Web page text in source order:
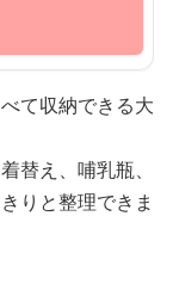
て収納できる大
替え、哺乳瓶、
りと整理できま